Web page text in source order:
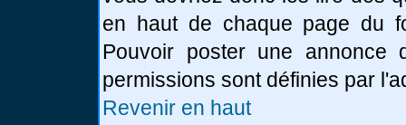
en haut de chaque page du
Pouvoir poster une annonce
permissions sont définies par
Revenir en haut